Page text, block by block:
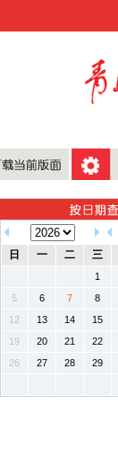
日 一 二 三
1
5
6 7 8
12
13 14 15
19
20 21 22
26
27 28 29